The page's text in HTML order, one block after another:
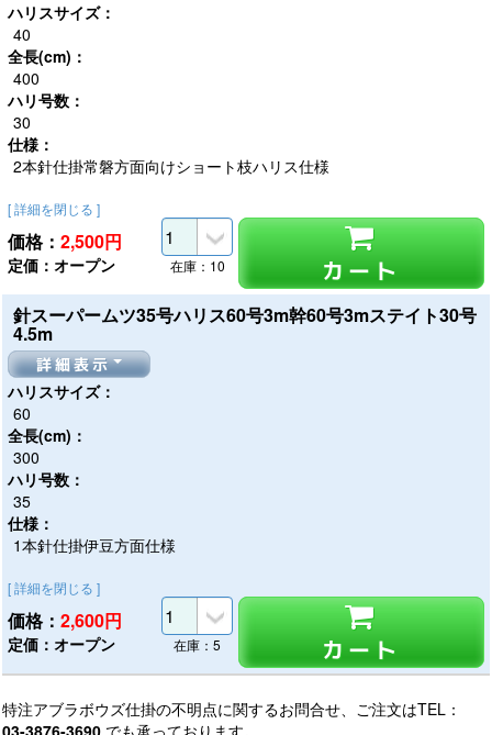
ハリスサイズ：
40
全長(cm)：
400
ハリ号数：
30
仕様：
2本針仕掛常磐方面向けショート枝ハリス仕様
[ 詳細を閉じる ]
価格： 2,500円
定価：オープン カート
在庫：10
針スーパームツ35号ハリス60号3m幹60号3mステイト30号
4.5m
詳細表示
ハリスサイズ：
60
全長(cm)：
300
ハリ号数：
35
仕様：
1本針仕掛伊豆方面仕様
[ 詳細を閉じる ]
価格： 2,600円
定価：オープン カート
在庫：5
特注アブラボウズ仕掛の不明点に関するお問合せ、ご注文はTEL：
03-3876-3690 でも承っております。